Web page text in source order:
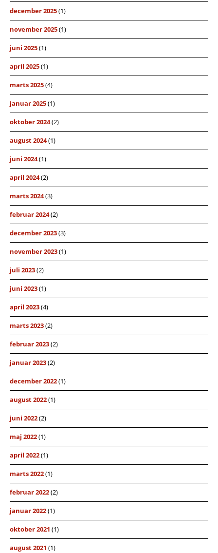
december 2025(1)
november 2025(1)
juni 2025(1)
april 2025(1)
marts 2025(4)
januar 2025(1)
oktober 2024(2)
august 2024(1)
juni 2024(1)
april 2024(2)
marts 2024(3)
februar 2024(2)
december 2023(3)
november 2023(1)
juli 2023(2)
juni 2023(1)
april 2023(4)
marts 2023(2)
februar 2023(2)
januar 2023(2)
december 2022(1)
august 2022(1)
juni 2022(2)
maj 2022(1)
april 2022(1)
marts 2022(1)
februar 2022(2)
januar 2022(1)
oktober 2021 (1)
august 2021 (1)